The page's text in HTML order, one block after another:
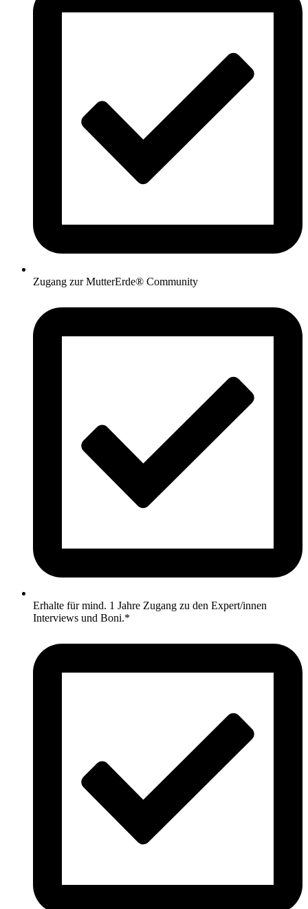
Zugang zur MutterErde® Community
Erhalte für mind. 1 Jahre Zugang zu den Expert/innen
Interviews und Boni.*